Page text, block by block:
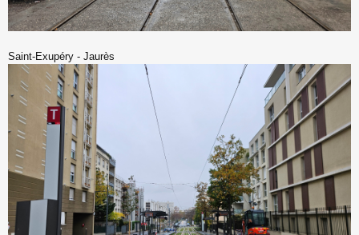
Saint-Exupéry - Jaurès